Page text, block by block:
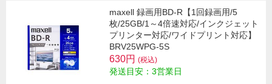
maxell 録画用BD-R【1回録画用/5
枚/25GB/1～4倍速対応/インクジェット
プリンター対応/ワイドプリント対応】
BRV25WPG-5S
630円 (税込)
発送目安：3営業日